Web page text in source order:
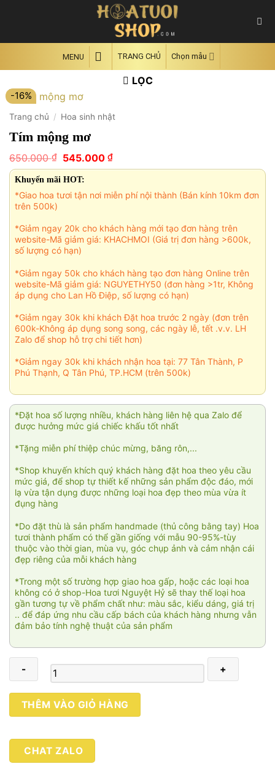
MENU TRANG CHỦ Chọn mẫu
LỌC
-16%
Trang chủ / Hoa sinh nhật
Tím mộng mơ
650.000₫ Giá
gốc
là:
650.000 ₫.
545.000 ₫Giá
hiện
545.000 ₫.
Khuyến mãi HOT:
*Giao hoa tươi tận nơi miễn phí nội thành (Bán kính 10km đơn
trên 500k)
*Giảm ngay 20k cho khách hàng mới tạo đơn hàng trên
website-Mã giảm giá: KHACHMOI (Giá trị đơn hàng >600k,
số lượng có hạn)
*Giảm ngay 50k cho khách hàng tạo đơn hàng Online trên
website-Mã giảm giá: NGUYETHY50 (đơn hàng >1tr, Không
áp dụng cho Lan Hồ Điệp, số lượng có hạn)
*Giảm ngay 30k khi khách Đặt hoa trước 2 ngày (đơn trên
600k-Không áp dụng song song, các ngày lễ, tết .v.v. LH
Zalo để shop hỗ trợ chi tiết hơn)
*Giảm ngay 30k khi khách nhận hoa tại: 77 Tân Thành, P
Phú Thạnh, Q Tân Phú, TP.HCM (trên 500k)
*Đặt hoa số lượng nhiều, khách hàng liên hệ qua Zalo để
được hưởng mức giá chiếc khấu tốt nhất
*Tặng miễn phí thiệp chúc mừng, băng rôn,...
*Shop khuyến khích quý khách hàng đặt hoa theo yêu cầu
mức giá, để shop tự thiết kế những sản phẩm độc đáo, mới
lạ vừa tận dụng được những loại hoa đẹp theo mùa vừa ít
đụng hàng
*Do đặt thù là sản phẩm handmade (thủ công bằng tay) Hoa
tươi thành phẩm có thể gần giống với mẫu 90-95%-tùy
thuộc vào thời gian, mùa vụ, góc chụp ảnh và cảm nhận cái
đẹp riêng của mỗi khách hàng
*Trong một số trường hợp giao hoa gấp, hoặc các loại hoa
không có ở shop-Hoa tươi Nguyệt Hỷ sẽ thay thế loại hoa
gần tương tự về phẩm chất như: màu sắc, kiểu dáng, giá trị
.. để đáp ứng nhu cầu cấp bách của khách hàng nhưng vẫn
đảm bảo tính nghệ thuật của sản phẩm
Tím
mộng
số
lượng
THÊM VÀO GIỎ HÀNG
CHAT ZALO